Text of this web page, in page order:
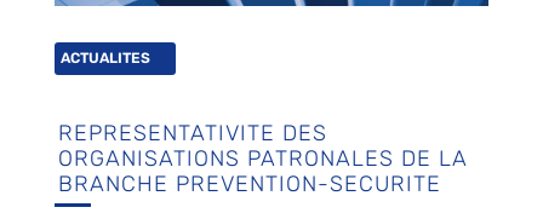
ACTUALITES
REPRESENTATIVITE DES
ORGANISATIONS PATRONALES DE LA
BRANCHE PREVENTION-SECURITE